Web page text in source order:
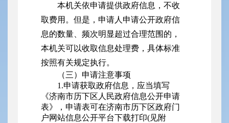
本机关依申请提供政府信息，不收
取费用。但是，申请人申请公开政府信
息的数量、频次明显超过合理范围的，
本机关可以收取信息处理费，具体标准
按照有关规定执行。
（三）申请注意事项
1.申请获取政府信息，应当填写
《济南市历下区人民政府信息公开申请
表》，申请表可在济南市历下区政府门
户网站信息公开平台下载打印(见附